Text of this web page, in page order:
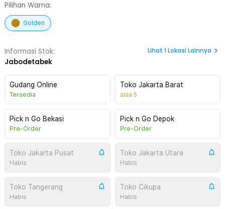
Pilihan Warna:
Golden
Informasi Stok:
Jabodetabek
Lihat 1Lokasi Lainnya
Gudang Online
Tersedia
Toko Jakarta Barat
sisa 5
Pick n Go Bekasi
Pre-Order
Pick n Go Depok
Pre-Order
Toko Jakarta Pusat
Habis
Toko Jakarta Utara
Habis
Toko Tangerang
Habis
Toko Cikupa
Habis